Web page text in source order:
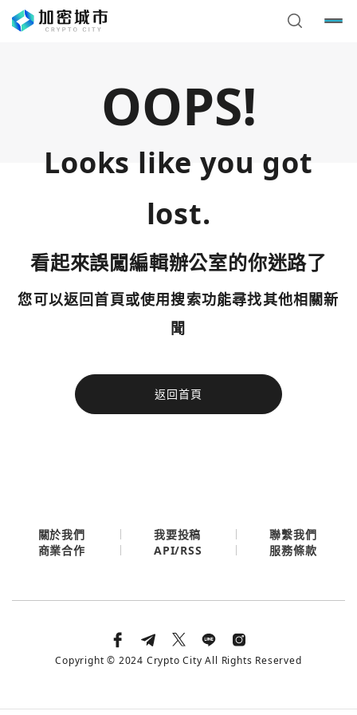
OOPS!
Looks like you got
lost.
看起來誤闖編輯辦公室的你迷路了
您可以返回首頁或使用搜索功能尋找其他相關新
聞
返回首頁
今日熱門
使用以下帳號繼續
您已閒置5分鐘，請點擊關閉按鈕或空白處，即可回到加密
今日熱門
關於我們 我要投稿
聯繫我們
商業合作
API/RSS 服務條款
Copyright © 2024 Crypto City All Rights Reserved